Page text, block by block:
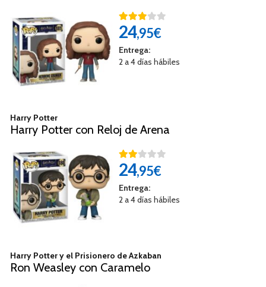
24,95€
Entrega:
2 a 4 días hábiles
Harry Potter
Harry Potter con Reloj de Arena
24,95€
Entrega:
2 a 4 días hábiles
Harry Potter y el Prisionero de Azkaban
Ron Weasley con Caramelo